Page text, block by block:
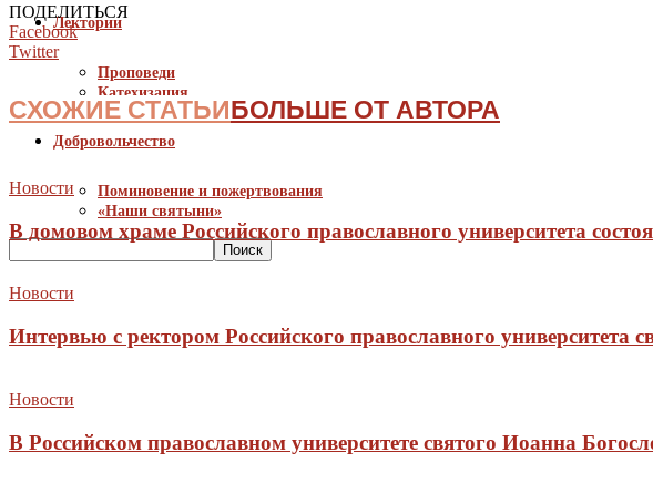
Лектории
Проповеди
Катехизация
Добровольчество
Поминовение и пожертвования
«Наши святыни»
ПОДЕЛИТЬСЯ
Facebook
Twitter
СХОЖИЕ СТАТЬИБОЛЬШЕ ОТ АВТОРА
Новости
В домовом храме Российского православного университета
Новости
Интервью с ректором Российского православного
Новости
В Российском православном университете святого Иоанна